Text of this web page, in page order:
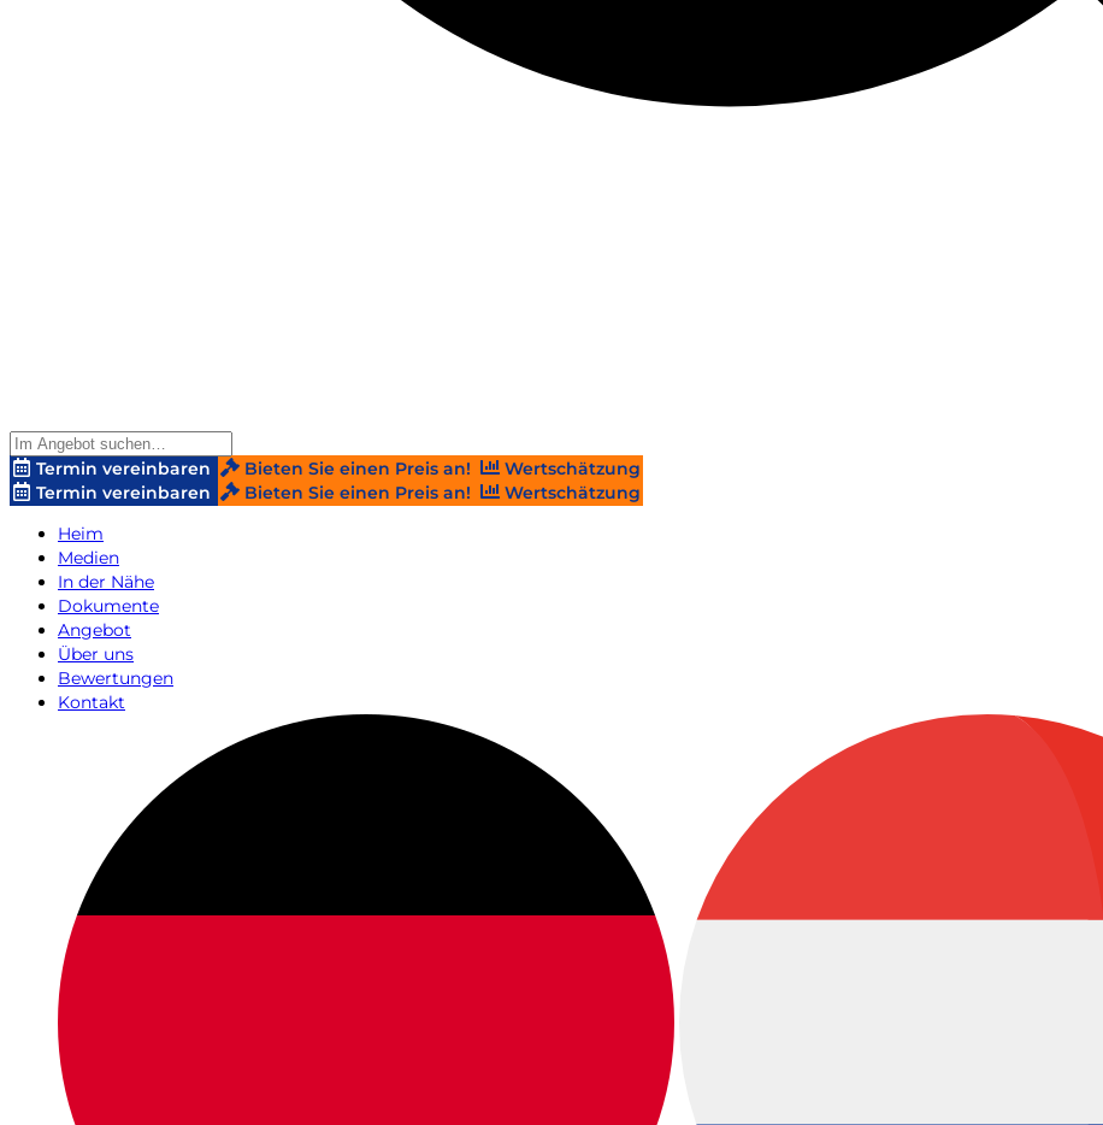
Termin vereinbaren Bieten Sie einen Preis an!
Wertschätzung
Termin vereinbaren
Bieten Sie einen Preis an!
Wertschätzung
Heim
Medien
In der Nähe
Dokumente
Angebot
Über uns
Bewertungen
Kontakt